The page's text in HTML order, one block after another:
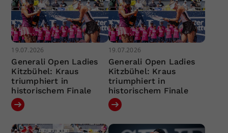
19.07.2026
Generali Open Ladies
Kitzbühel: Kraus
triumphiert in
historischem Finale
19.07.2026
Generali Open Ladies
Kitzbühel: Kraus
triumphiert in
historischem Finale